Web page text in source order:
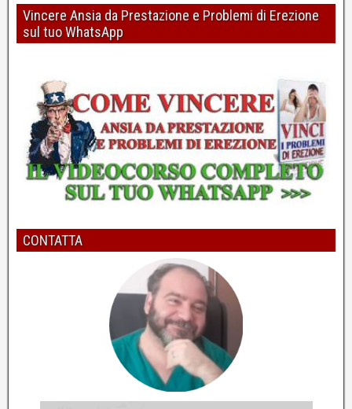
Erezioni più forti? Pulire i pensieri con la "R"
Per migliorare l'erezione bisogna risolvere il vero
problema
6
Come potenziare l'erezione e la durata
cambiando le frequenze
Dott. Pierpaolo Casto - Psicologo e Psicoterapeuta
Vincere Ansia da Prestazione e Problemi di Erezione
sul tuo WhatsApp
CONTATTA